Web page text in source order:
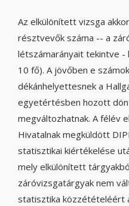
Az elkülönített vizsga
résztvevők száma -- a
létszámarányait tekintve -
10 fő). A jövőben e
dékánhelyettesnek a
egyetértésben hozott
megváltozhatnak. A félév
Hivatalnak megküldött
statisztikai kiértékelése
mely elkülönített
záróvizsgatárgyak nem
statisztika közzétételéért